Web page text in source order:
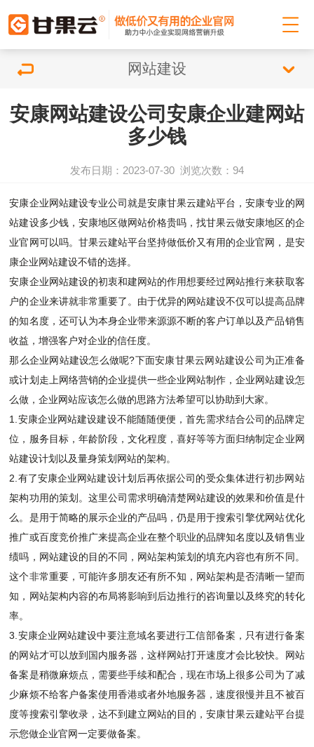
网站建设
安康网站建设公司安康企业建网站
多少钱
发布日期：2023-07-30 浏览次数： 94
安康企业网站建设专业公司就是安康甘果云建站平台，安康专业的网
站建设多少钱，安康地区做网站价格贵吗，找甘果云做安康地区的企
业官网可以吗。甘果云建站平台坚持做低价又有用的企业官网，是安
康企业网站建设不错的选择。
安康企业网站建设的初衷和建网站的作用想要经过网站推行来获取客
户的企业来讲就非常重要了。由于优异的网站建设不仅可以提高品牌
的知名度，还可认为本身企业带来源源不断的客户订单以及产品销售
收益，增强客户对企业的信任度。
那么企业网站建设怎么做呢?下面安康甘果云网站建设公司为正准备
或计划走上网络营销的企业提供一些企业网站制作 ，企业网站建设怎
么做，企业网站应该怎么做的思路方法希望可以协助到大家。
1.安康企业网站建设建设不能随随便便，首先需求结合公司的品牌定
位，服务目标，年龄阶段，文化程度，喜好等等方面归纳制定企业网
站建设计划以及量身策划网站的架构。
2.有了安康企业网站建设计划后再依据公司的受众集体进行初步网站
架构功用的策划。这里公司需求明确清楚网站建设的效果和价值是什
么。是用于简略的展示企业的产品吗，仍是用于搜索引擎优网站优化
推广或百度竞价推广来提高企业在整个职业的品牌知名度以及销售业
绩吗，网站建设的目的不同，网站架构策划的填充内容也有所不同。
这个非常重要，可能许多朋友还有所不知，网站架构是否清晰一望而
知，网站架构内容的布局将影响到后边推行的咨询量以及终究的转化
率。
3.安康企业网站建设中要注意域名要进行工信部备案，只有进行备案
的网站才可以放到国内服务器，这样网站打开速度才会比较快。网站
备案是稍微麻烦点，需要些手续和配合，现在市场上很多公司为了减
少麻烦不给客户备案使用香港或者外地服务器，速度很慢并且不被百
度等搜索引擎收录，达不到建立网站的目的，安康甘果云建站平台提
示您做企业官网一定要做备案。